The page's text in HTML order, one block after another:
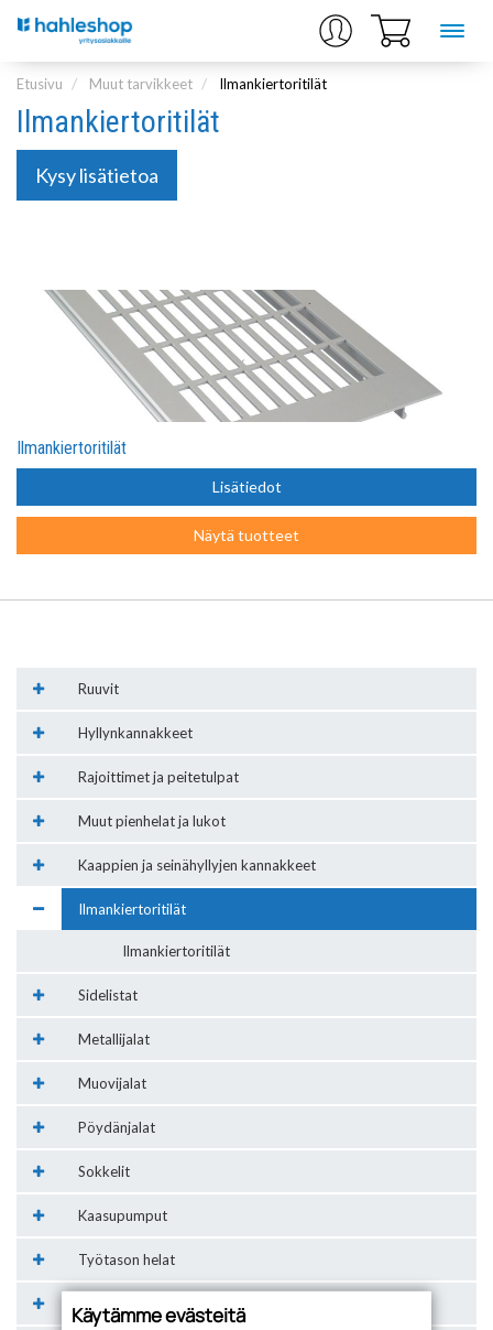
Etusivu Muut tarvikkeet Ilmankiertoritilät
Ilmankiertoritilät
Kysy lisätietoa
Ilmankiertoritilät
Lisätiedot
Näytä tuotteet
Ruuvit
Hyllynkannakkeet
Rajoittimet ja peitetulpat
Muut pienhelat ja lukot
Kaappien ja seinähyllyjen kannakkeet
Ilmankiertoritilät
Ilmankiertoritilät
Sidelistat
Metallijalat
Muovijalat
Pöydänjalat
Sokkelit
Kaasupumput
Työtason helat
Käytämme evästeitä